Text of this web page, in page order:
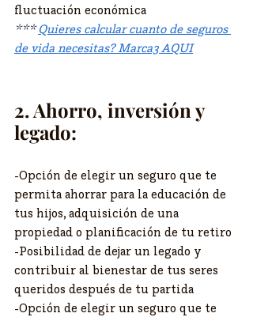
fluctuación económica
*** Quieres calcular cuanto de seguros
de vida necesitas? Marca3 AQUI
2. Ahorro, inversión y
legado:
-Opción de elegir un seguro que te
permita ahorrar para la educación de
tus hijos, adquisición de una
propiedad o planificación de tu retiro
-Posibilidad de dejar un legado y
contribuir al bienestar de tus seres
queridos después de tu partida
-Opción de elegir un seguro que te